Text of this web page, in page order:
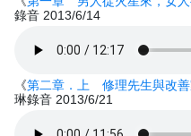
錄音 2013/6/14
《第二章．上 修理先生與改善
琳錄音 2013/6/21